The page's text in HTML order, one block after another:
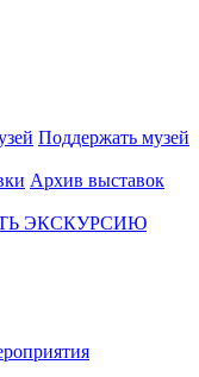
Поддержать музей
Архив выставок
ЭКСКУРСИЮ